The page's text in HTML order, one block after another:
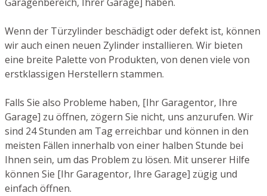
Wenn der Türzylinder beschädigt oder defekt ist, können
wir auch einen neuen Zylinder installieren. Wir bieten
eine breite Palette von Produkten, von denen viele von
erstklassigen Herstellern stammen.
Falls Sie also Probleme haben, [Ihr Garagentor, Ihre
Garage] zu öffnen, zögern Sie nicht, uns anzurufen. Wir
sind 24 Stunden am Tag erreichbar und können in den
meisten Fällen innerhalb von einer halben Stunde bei
Ihnen sein, um das Problem zu lösen. Mit unserer Hilfe
können Sie [Ihr Garagentor, Ihre Garage] zügig und
einfach öffnen.